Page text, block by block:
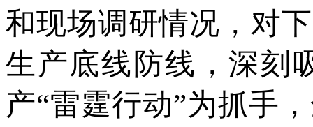
和现场调研情况，对
生产底线防线，深刻
产“雷霆行动”为抓手